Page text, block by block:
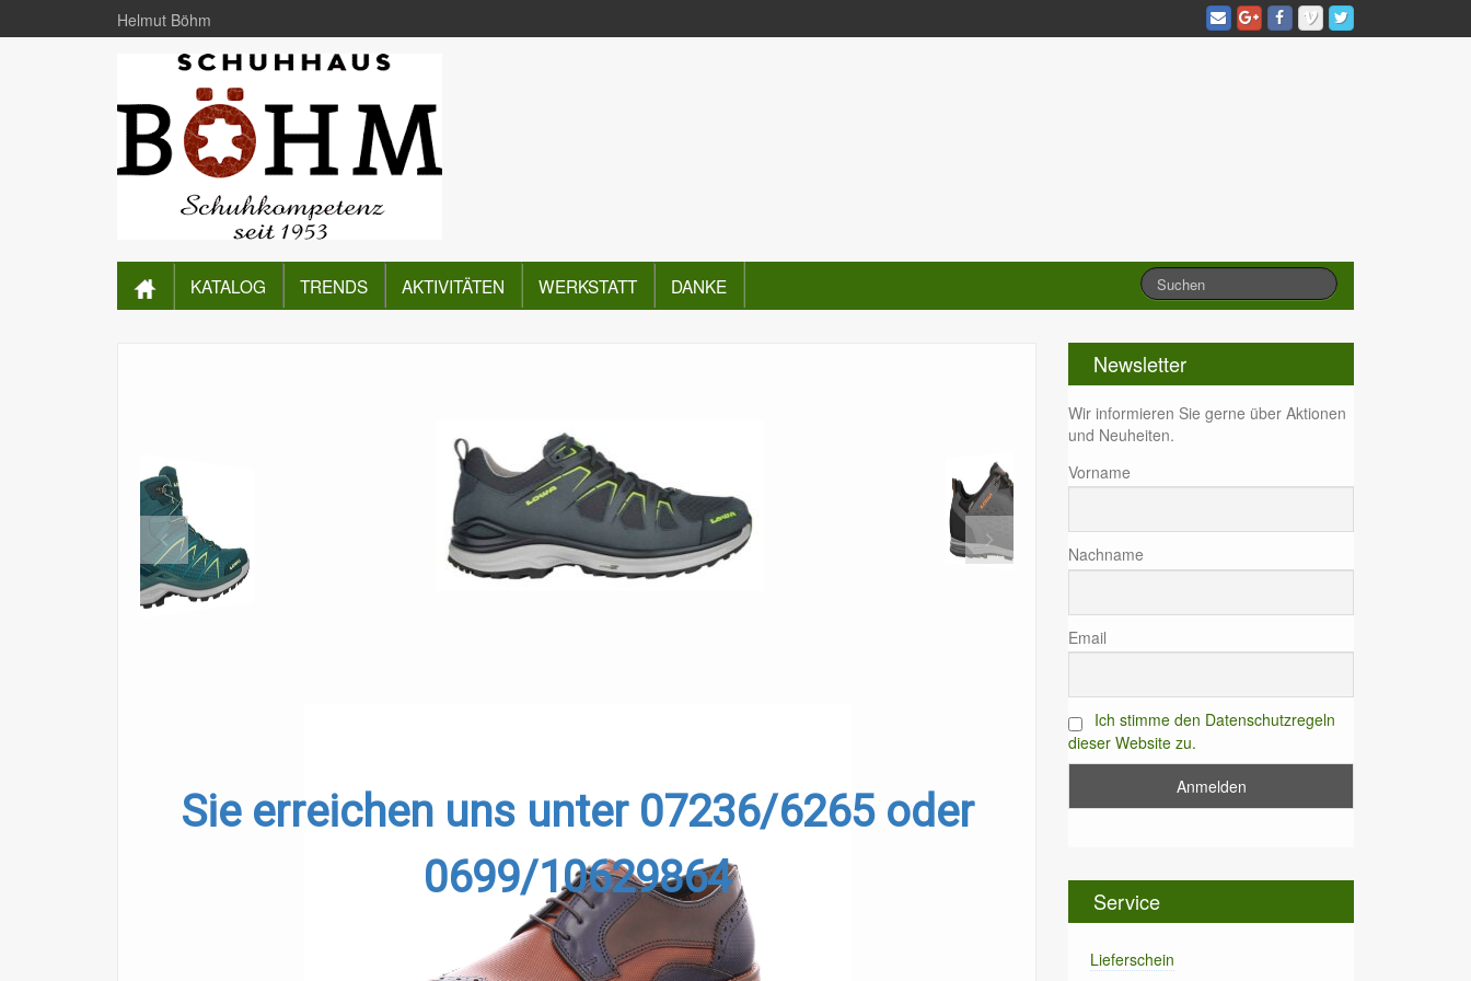
Helmut Böhm
KATALOG TRENDS AKTIVITÄTEN WERKSTATT DANKE
keyboard_arrow_left keyboard_arrow_right
Sie erreichen uns unter 07236/6265 oder
0699/10629864
Newsletter
Wir informieren Sie gerne über Aktionen
und Neuheiten.
Vorname
Nachname
Email
Ich stimme den Datenschutzregeln
dieser Website zu.
Service
Lieferschein